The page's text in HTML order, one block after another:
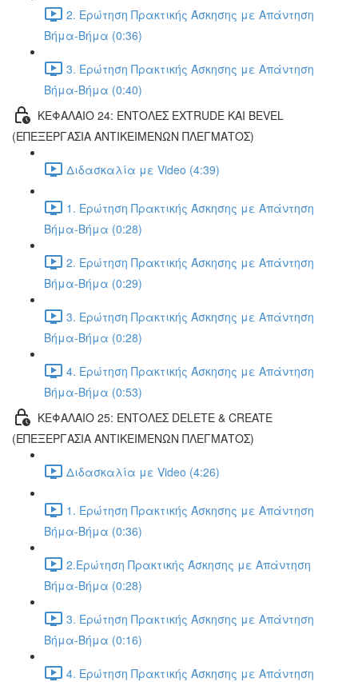
2. Ερώτηση Πρακτικής Άσκησης με Απάντηση
Βήμα-Βήμα (0:36)
3. Ερώτηση Πρακτικής Άσκησης με Απάντηση
Βήμα-Βήμα (0:40)
ΚΕΦΑΛΑΙΟ 24: ΕΝΤΟΛΕΣ EXTRUDE ΚΑΙ BEVEL
(ΕΠΕΞΕΡΓΑΣΙΑ ΑΝΤΙΚΕΙΜΕΝΩΝ ΠΛΕΓΜΑΤΟΣ)
Διδασκαλία με Video (4:39)
1. Ερώτηση Πρακτικής Άσκησης με Απάντηση
Βήμα-Βήμα (0:28)
2. Ερώτηση Πρακτικής Άσκησης με Απάντηση
Βήμα-Βήμα (0:29)
3. Ερώτηση Πρακτικής Άσκησης με Απάντηση
Βήμα-Βήμα (0:28)
4. Ερώτηση Πρακτικής Άσκησης με Απάντηση
Βήμα-Βήμα (0:53)
ΚΕΦΑΛΑΙΟ 25: ΕΝΤΟΛΕΣ DELETE & CREATE
(ΕΠΕΞΕΡΓΑΣΙΑ ΑΝΤΙΚΕΙΜΕΝΩΝ ΠΛΕΓΜΑΤΟΣ)
Διδασκαλία με Video (4:26)
1. Ερώτηση Πρακτικής Άσκησης με Απάντηση
Βήμα-Βήμα (0:36)
2.Ερώτηση Πρακτικής Άσκησης με Απάντηση
Βήμα-Βήμα (0:28)
3. Ερώτηση Πρακτικής Άσκησης με Απάντηση
Βήμα-Βήμα (0:16)
4. Ερώτηση Πρακτικής Άσκησης με Απάντηση